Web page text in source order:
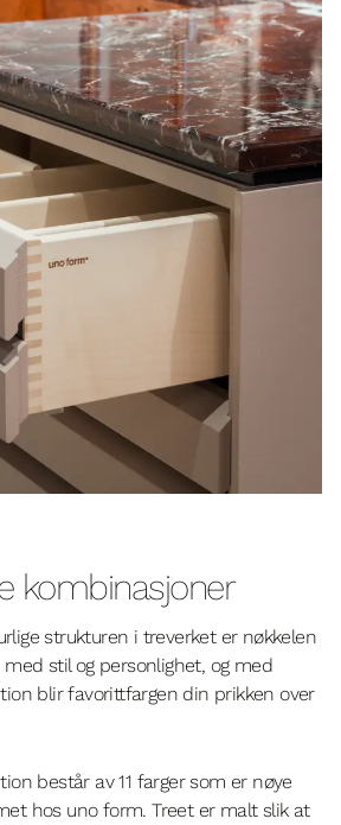
kombinasjoner
strukturen i treverket er nøkkelen
stil og personlighet, og med
blir favorittfargen din prikken over
består av 11 farger som er nøye
hos uno form. Treet er malt slik at